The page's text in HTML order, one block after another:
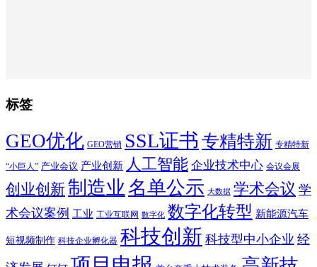
标签
GEO优化 GEO营销 SSL证书 专精特新 专精特新
“小巨人” 产业会议 产业创新 人工智能 企业技术中心 会议会展
创业创新制造业 名单公示 大数据 学术会议 学
术会议案例 工业 工业互联网 数字化 数字化转型 新能源汽车
短视频制作 科技企业孵化器 科技创新 科技型中小企业 经